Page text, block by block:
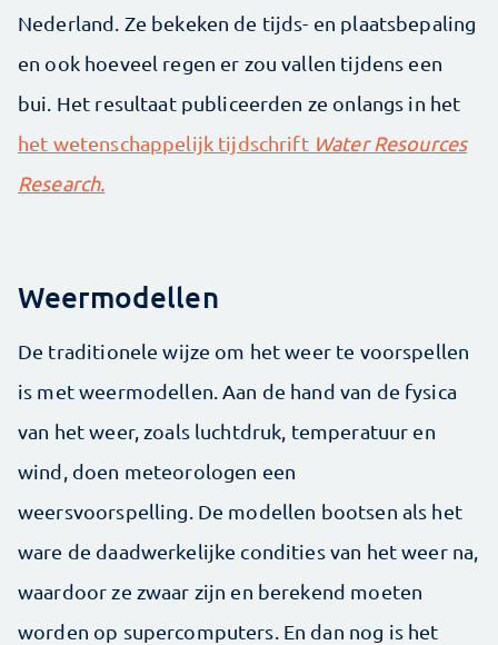
Nederland. Ze bekeken de tijds- en plaatsbepaling
en ook hoeveel regen er zou vallen tijdens een
bui. Het resultaat publiceerden ze onlangs in het
het wetenschappelijk tijdschrift Water Resources
Research.
Weermodellen
De traditionele wijze om het weer te voorspellen
is met weermodellen. Aan de hand van de fysica
van het weer, zoals luchtdruk, temperatuur en
wind, doen meteorologen een
weersvoorspelling. De modellen bootsen als het
ware de daadwerkelijke condities van het weer na,
waardoor ze zwaar zijn en berekend moeten
worden op supercomputers. En dan nog is het